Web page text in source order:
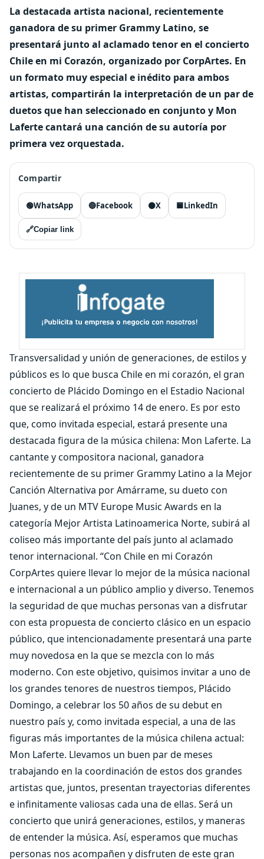
La destacada artista nacional, recientemente
ganadora de su primer Grammy Latino, se
presentará junto al aclamado tenor en el concierto
Chile en mi Corazón, organizado por CorpArtes. En
un formato muy especial e inédito para ambos
artistas, compartirán la interpretación de un par de
duetos que han seleccionado en conjunto y Mon
Laferte cantará una canción de su autoría por
primera vez orquestada.
Compartir
🟢WhatsApp 🔵Facebook ⚫X 🟦LinkedIn
🔗Copiar link
Transversalidad y unión de generaciones, de estilos y
públicos es lo que busca Chile en mi corazón, el gran
concierto de Plácido Domingo en el Estadio Nacional
que se realizará el próximo 14 de enero. Es por esto
que, como invitada especial, estará presente una
destacada figura de la música chilena: Mon Laferte. La
cantante y compositora nacional, ganadora
recientemente de su primer Grammy Latino a la Mejor
Canción Alternativa por Amárrame, su dueto con
Juanes, y de un MTV Europe Music Awards en la
categoría Mejor Artista Latinoamerica Norte, subirá al
coliseo más importante del país junto al aclamado
tenor internacional. “Con Chile en mi Corazón
CorpArtes quiere llevar lo mejor de la música nacional
e internacional a un público amplio y diverso. Tenemos
la seguridad de que muchas personas van a disfrutar
con esta propuesta de concierto clásico en un espacio
público, que intencionadamente presentará una parte
muy novedosa en la que se mezcla con lo más
moderno. Con este objetivo, quisimos invitar a uno de
los grandes tenores de nuestros tiempos, Plácido
Domingo, a celebrar los 50 años de su debut en
nuestro país y, como invitada especial, a una de las
figuras más importantes de la música chilena actual:
Mon Laferte. Llevamos un buen par de meses
trabajando en la coordinación de estos dos grandes
artistas que, juntos, presentan trayectorias diferentes
e infinitamente valiosas cada una de ellas. Será un
concierto que unirá generaciones, estilos, y maneras
de entender la música. Así, esperamos que muchas
personas nos acompañen y disfruten de este gran